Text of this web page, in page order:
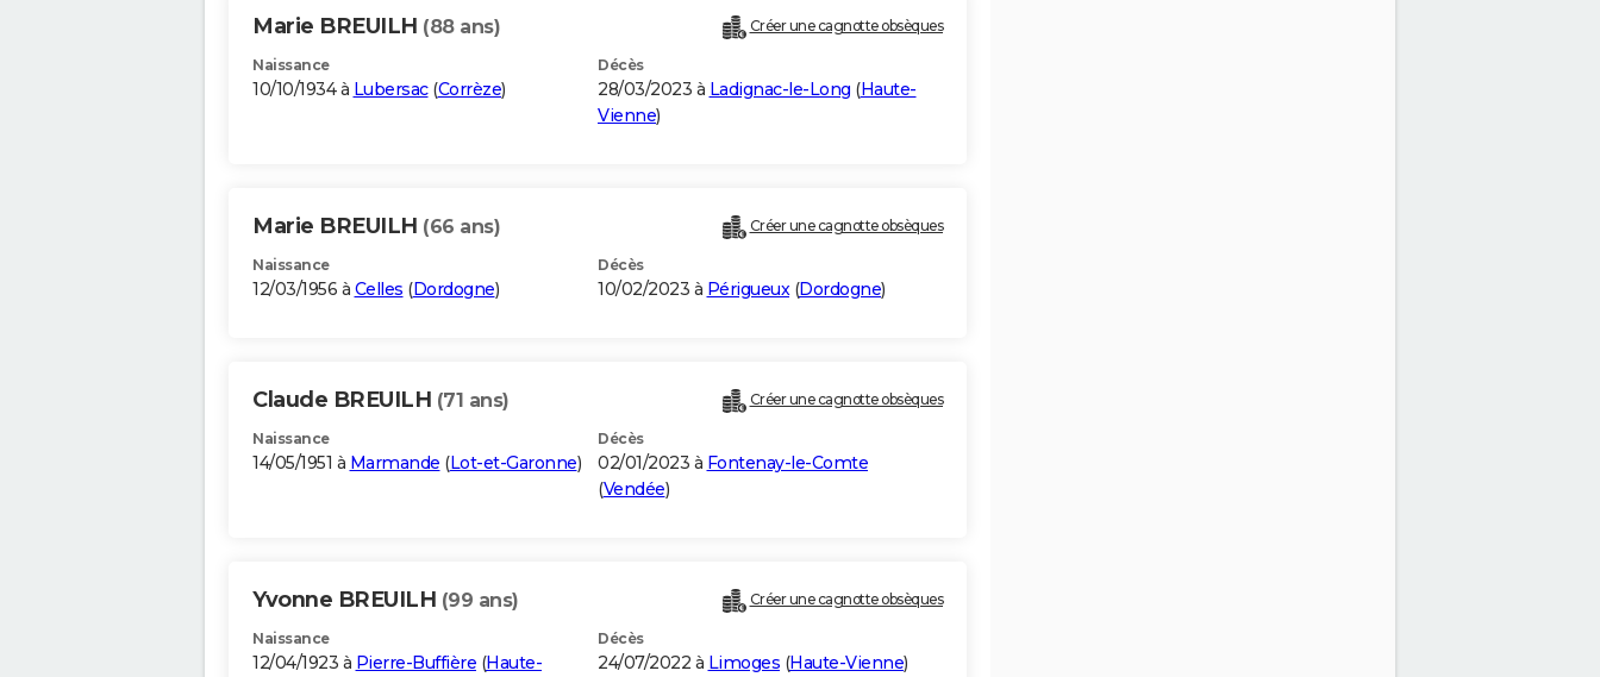
Marie BREUILH (88 ans) Créer une cagnotte obsèques
Naissance
10/10/1934 à Lubersac(Corrèze)
Décès
28/03/2023 à Ladignac-le-Long (Haute-
Vienne)
Marie BREUILH (66 ans) Créer une cagnotte obsèques
Naissance
12/03/1956 à Celles (Dordogne)
Décès
10/02/2023 à Périgueux(Dordogne)
Claude BREUILH (71 ans) Créer une cagnotte obsèques
Naissance
14/05/1951 à Marmande (Lot-et-Garonne)
Décès
02/01/2023 à Fontenay-le-Comte
(Vendée)
Yvonne BREUILH (99 ans) Créer une cagnotte obsèques
Naissance
12/04/1923 à Pierre-Buffière (Haute-
Décès
24/07/2022 à Limoges (Haute-Vienne)